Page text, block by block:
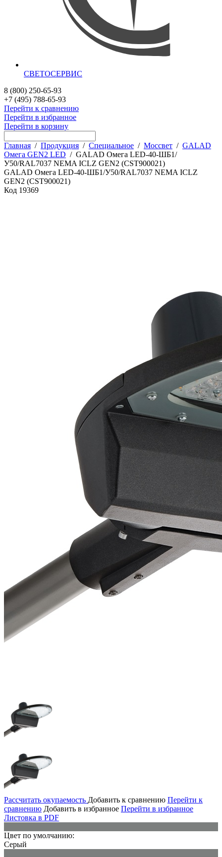
СВЕТОСЕРВИС
8 (800) 250-65-93
+7 (495) 788-65-93
Перейти к сравнению
Перейти в избранное
Перейти в корзину
Главная / Продукция / Специальное / Моссвет / GALAD
Омега GEN2 LED / GALAD Омега LED-40-ШБ1/
У50/RAL7037 NEMA ICLZ GEN2 (CST900021)
GALAD Омега LED-40-ШБ1/У50/RAL7037 NEMA ICLZ
GEN2 (CST900021)
Код 19369
Рассчитать окупаемость Добавить к сравнению Перейти к
сравнению Добавить в избранное Перейти в избранное
Листовка в PDF
Цвет по умолчанию:
Серый